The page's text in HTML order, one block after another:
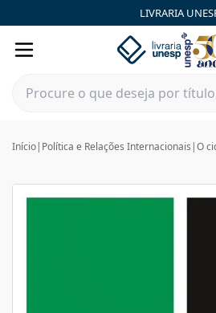
LIVRARIA
Início| Política e Relações Internacionais |O